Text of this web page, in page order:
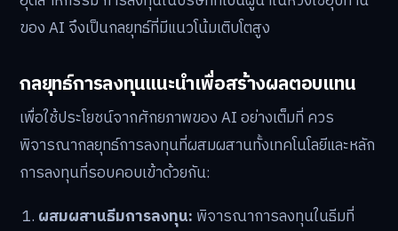
ของ AI จึงเป็นกลยุทธ์ที่มีแนวโน้มเติบโตสูง
กลยุทธ์การลงทุนแนะนำเพื่อสร้างผลตอบแทน
เพื่อใช้ประโยชน์จากศักยภาพของ AI อย่างเต็มที่ ควร
พิจารณากลยุทธ์การลงทุนที่ผสมผสานทั้งเทคโนโลยีและหลัก
การลงทุนที่รอบคอบเข้าด้วยกัน:
ผสมผสานธีมการลงทุน: พิจารณาการลงทุนในธีมที่